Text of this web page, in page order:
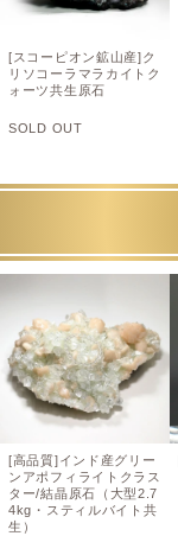
[スコーピオン鉱山産]ク
リソコーラマラカイトク
ォーツ共生原石
SOLD OUT
[高品質]インド産グリー
ンアポフィライトクラス
ター/結晶原石（大型2.7
4kg・スティルバイト共
生）